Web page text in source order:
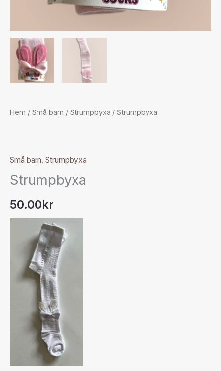
Hem / Små barn / Strumpbyxa / Strumpbyxa
Små barn, Strumpbyxa
Strumpbyxa
50.00kr